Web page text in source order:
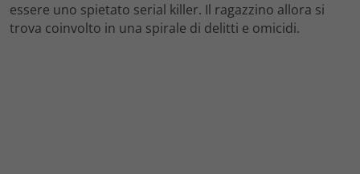
essere uno spietato serial killer. Il ragazzino allora si
trova coinvolto in una spirale di delitti e omicidi.